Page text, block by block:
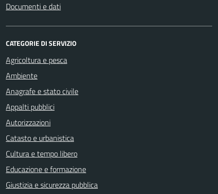
Documenti e dati
CATEGORIE DI SERVIZIO
Agricoltura e pesca
Ambiente
Anagrafe e stato civile
Appalti pubblici
Autorizzazioni
Catasto e urbanistica
Cultura e tempo libero
Educazione e formazione
Giustizia e sicurezza pubblica